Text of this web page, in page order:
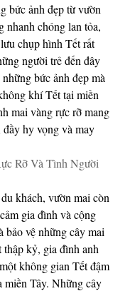
bức ảnh đẹp từ vườn
nhanh chóng lan tỏa,
chụp hình Tết rất
người trẻ đến đây
bức ảnh đẹp mà
khí Tết tại miền
mai vàng rực rỡ mang
hy vọng và may
Rỡ Và Tình Người
khách, vườn mai còn
gia đình và cộng
bảo vệ những cây mai
kỷ, gia đình anh
không gian Tết đậm
miền Tây. Những cây